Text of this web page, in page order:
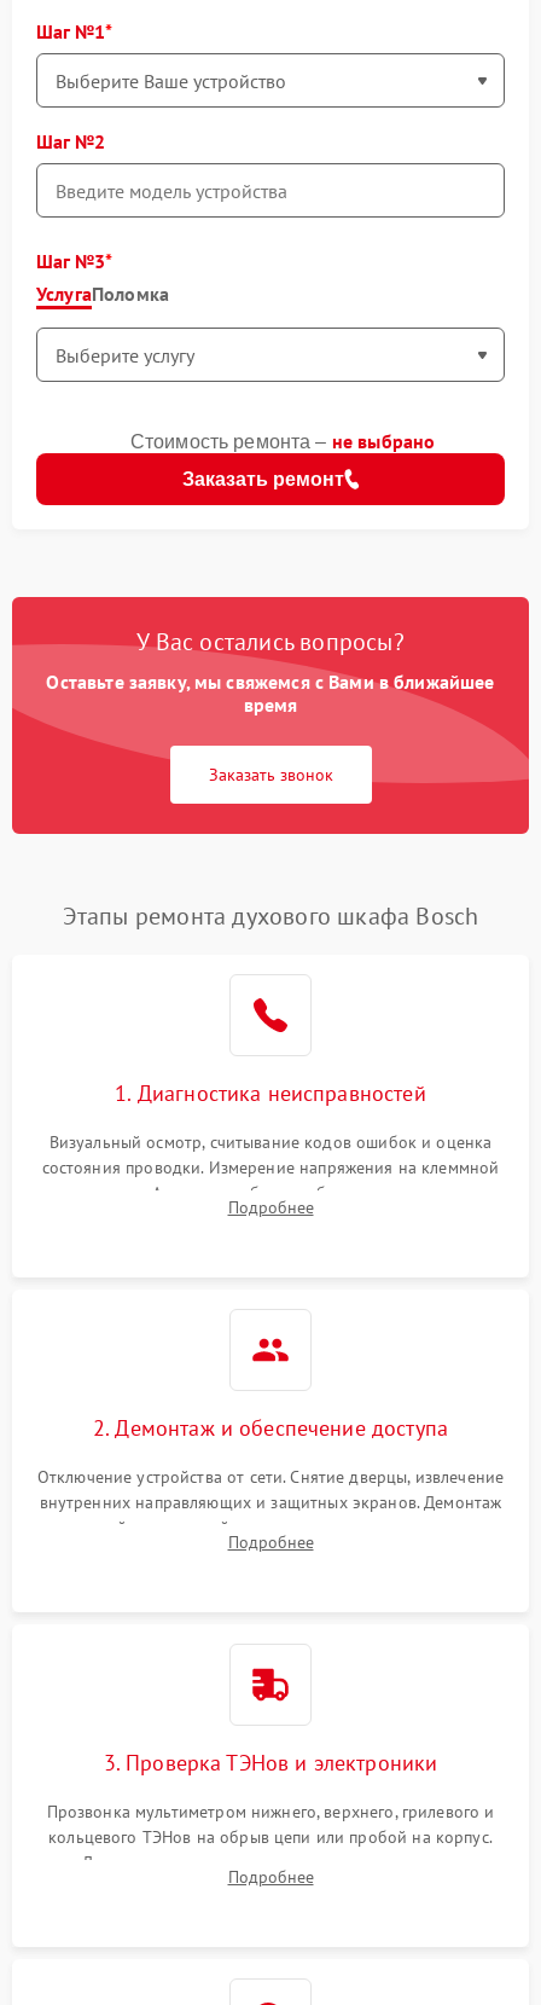
Шаг №1
Шаг №2
Шаг №3
УслугаПоломка
Заказать ремонт
Стоимость ремонта – не выбрано
У Вас остались вопросы?
Оставьте заявку, мы свяжемся с Вами в ближайшее
время
Заказать звонок
Этапы ремонта духового шкафа Bosch
1. Диагностика неисправностей
Визуальный осмотр, считывание кодов ошибок и оценка
состояния проводки. Измерение напряжения на клеммной
колодке. Анализ жалоб на проблемы с нагревом,
конвекцией, панелью управления или блокировкой дверцы.
Подробнее
2. Демонтаж и обеспечение доступа
Отключение устройства от сети. Снятие дверцы, извлечение
внутренних направляющих и защитных экранов. Демонтаж
задней или верхней панели для прямого доступа к
нагревательным элементам, плате и вентиляторам.
Подробнее
3. Проверка ТЭНов и электроники
Прозвонка мультиметром нижнего, верхнего, грилевого и
кольцевого ТЭНов на обрыв цепи или пробой на корпус.
Диагностика термостата, датчиков температуры,
переключателя режимов и мотора конвекции.
Подробнее